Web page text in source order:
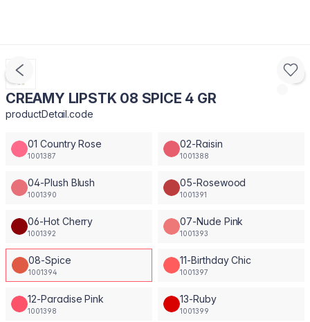
CREAMY LIPSTK 08 SPICE 4 GR
productDetail.code
01 Country Rose
1001387
02-Raisin
1001388
04-Plush Blush
1001390
05-Rosewood
1001391
06-Hot Cherry
1001392
07-Nude Pink
1001393
08-Spice
1001394
11-Birthday Chic
1001397
12-Paradise Pink
1001398
13-Ruby
1001399